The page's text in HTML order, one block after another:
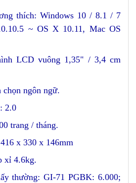
thích: Windows 10 / 8.1 / 7
~ OS X 10.11, Mac OS
LCD vuông 1,35" / 3,4 cm
ngôn ngữ.
2.0
trang / tháng.
x 330 x 146mm
xỉ 4.6kg.
thường: GI-71 PGBK: 6.000;